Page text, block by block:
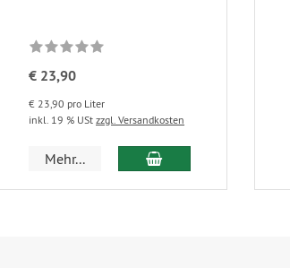
€ 23,90
€ 23,90 pro Liter
inkl. 19 % USt zzgl. Versandkosten
Mehr... In den Warenkorb